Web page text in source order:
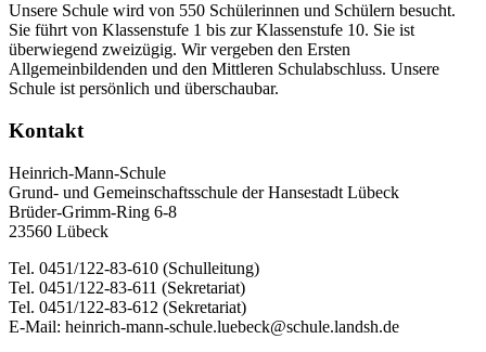
Unsere Schule wird von 550 Schülerinnen und Schülern besucht.
Sie führt von Klassenstufe 1 bis zur Klassenstufe 10. Sie ist
überwiegend zweizügig. Wir vergeben den Ersten
Allgemeinbildenden und den Mittleren Schulabschluss. Unsere
Schule ist persönlich und überschaubar.
Kontakt
Heinrich-Mann-Schule
Grund- und Gemeinschaftsschule der Hansestadt Lübeck
Brüder-Grimm-Ring 6-8
23560 Lübeck
Tel. 0451/122-83-610 (Schulleitung)
Tel. 0451/122-83-611 (Sekretariat)
Tel. 0451/122-83-612 (Sekretariat)
E-Mail: heinrich-mann-schule.luebeck@schule.landsh.de